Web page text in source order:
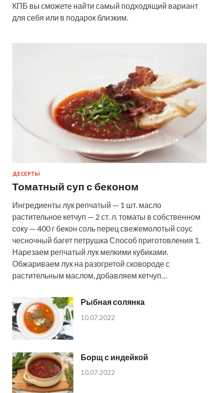
КПБ вы сможете найти самый подходящий вариант
для себя или в подарок близким.
ДЕСЕРТЫ
Томатный суп с беконом
Ингредиенты лук репчатый — 1 шт. масло
растительное кетчуп — 2 ст. л. томаты в собственном
соку — 400 г бекон соль перец свежемолотый соус
чесночный багет петрушка Способ приготовления 1.
Нарезаем репчатый лук мелкими кубиками.
Обжариваем лук на разогретой сковороде с
растительным маслом, добавляем кетчуп…
Рыбная солянка
10.07.2022
Борщ с индейкой
10.07.2022